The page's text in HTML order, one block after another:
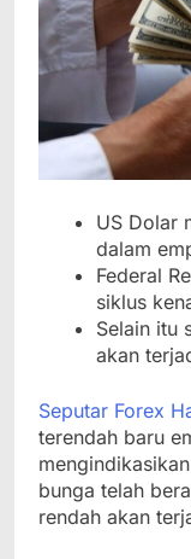
US Dolar
dalam
Federal
siklus
Selain itu
akan
Seputar Forex
terendah baru
bunga telah
rendah akan